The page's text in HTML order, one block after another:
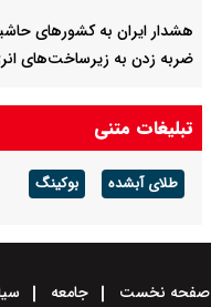
هشدار ایران به کشورهای
ضربه زدن به زیرساخت‌های
روسیه ۲ کشتی باری
گرفت
تبلیغات متنی
طلای آبشده بوکینگ
صفحه نخست جامعه